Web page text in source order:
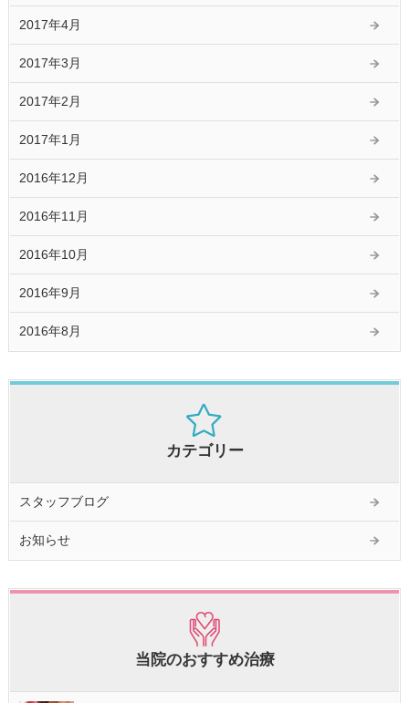
2017年4月
2017年3月
2017年2月
2017年1月
2016年12月
2016年11月
2016年10月
2016年9月
2016年8月
カテゴリー
スタッフブログ
お知らせ
当院のおすすめ治療